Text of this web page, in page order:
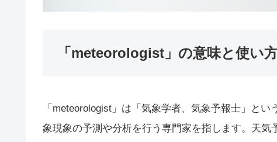
「meteorologist」の意味と使い
「meteorologist」は「気象学者、気象予報士」と
象現象の予測や分析を行う専門家を指します。天